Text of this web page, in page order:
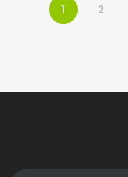
1 2